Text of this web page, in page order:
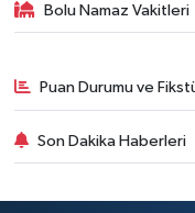
Bolu Namaz Vakitleri
Puan Durumu ve
Son Dakika Haberleri